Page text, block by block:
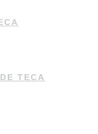
TECA